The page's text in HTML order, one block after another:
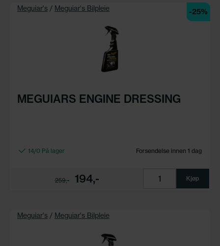
Meguiar's / Meguiar's Bilpleie -25%
MEGUIARS ENGINE DRESSING
14/0 På lager Forsendelse innen 1 dag
259,-194,- Kjøp
Meguiar's / Meguiar's Bilpleie